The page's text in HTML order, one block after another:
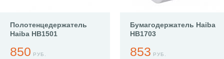
Полотенцедержатель
Haiba HB1501
850 РУБ.
Бумагодержатель Haiba
HB1703
853 РУБ.